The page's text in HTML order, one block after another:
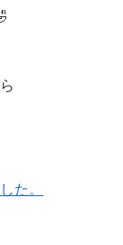
た。